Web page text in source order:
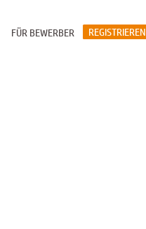
REGISTRIEREN
FÜR BEWERBER